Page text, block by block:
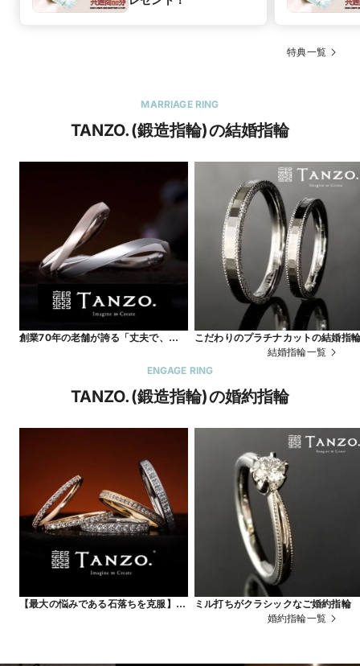
特典一覧
MARRIAGE RING
TANZO.(鍛造指輪)の結婚指輪
創業70年の老舗が誇る「丈夫で、傷が
こだわりのプラチナカットの結婚指輪
結婚指輪一覧
ENGAGE RING
TANZO.(鍛造指輪)の婚約指輪
【最大の悩みである石落ちを克服】鍛
ミル打ちがクラシックなご婚約指輪
婚約指輪一覧